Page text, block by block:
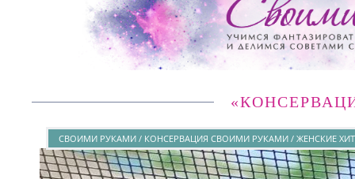
СВОИМИ РУКАМИ / КОНСЕРВАЦИЯ СВОИМИ РУКАМИ / ЖЕНСКИЕ